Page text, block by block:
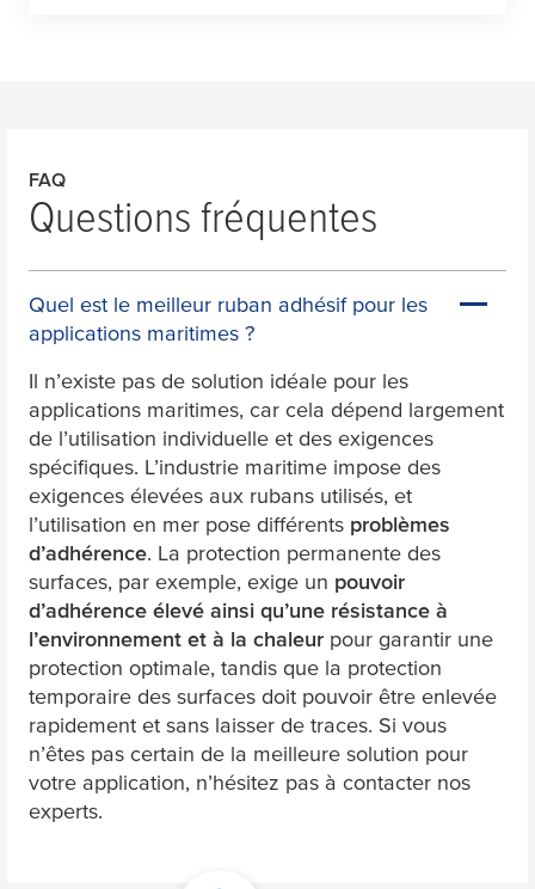
FAQ
Questions fréquentes
Quel est le meilleur ruban adhésif pour les
applications maritimes ?
Il n’existe pas de solution idéale pour les
applications maritimes, car cela dépend largement
de l’utilisation individuelle et des exigences
spécifiques. L’industrie maritime impose des
exigences élevées aux rubans utilisés, et
l’utilisation en mer pose différents problèmes
d’adhérence. La protection permanente des
surfaces, par exemple, exige un pouvoir
d’adhérence élevé ainsi qu’une résistance à
l’environnement et à la chaleur pour garantir une
protection optimale, tandis que la protection
temporaire des surfaces doit pouvoir être enlevée
rapidement et sans laisser de traces. Si vous
n’êtes pas certain de la meilleure solution pour
votre application, n’hésitez pas à contacter nos
experts.